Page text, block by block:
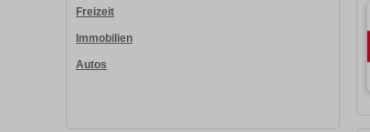
Freizeit
Immobilien
Autos